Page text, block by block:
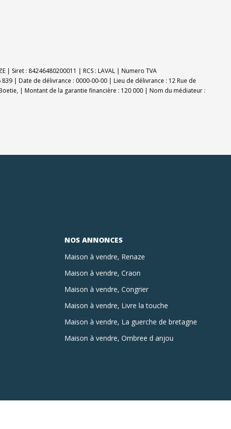
Siret : 84246480200011 | RCS : LAVAL | Numero TVA
839 | Date de délivrance : 0000-00-00 | Lieu de délivrance : 12 Rue de
| Montant de la garantie financière : 120 000 | Nom du médiateur :
NOS ANNONCES
Maison à vendre, Renaze
Maison à vendre, Craon
Maison à vendre, Congrier
Maison à vendre, Livre la touche
Maison à vendre, La guerche de bretagne
Maison à vendre, Ombree d anjou